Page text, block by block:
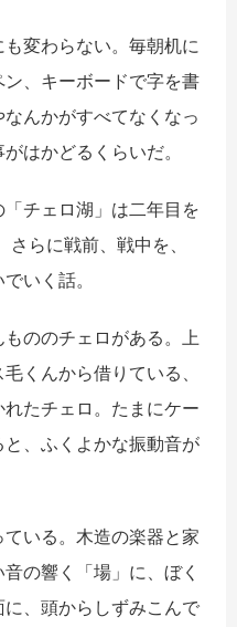
変わらない。毎朝机に
、キーボードで字を書
んかがすべてなくなっ
はかどるくらいだ。
チェロ湖」は二年目を
らに戦前、戦中を、
いく話。
ののチェロがある。上
くんから借りている、
たチェロ。たまにケー
、ふくよかな振動音が
いる。木造の楽器と家
の響く「場」に、ぼく
、頭からしずみこんで